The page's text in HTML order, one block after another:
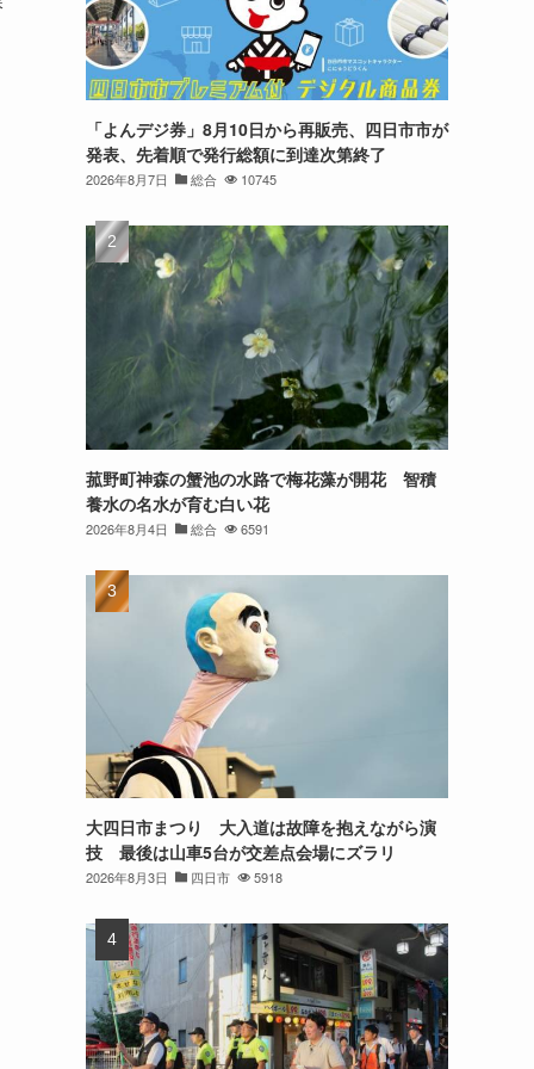
「よんデジ券」8月10日から再販売、四日市市が
発表、先着順で発行総額に到達次第終了
2026年8月7日 総合 10745
菰野町神森の蟹池の水路で梅花藻が開花 智積
養水の名水が育む白い花
2026年8月4日 総合 6591
大四日市まつり 大入道は故障を抱えながら演
技 最後は山車5台が交差点会場にズラリ
2026年8月3日 四日市 5918